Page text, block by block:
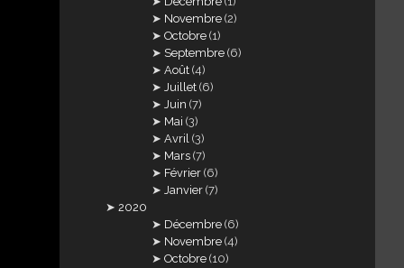
Novembre (2)
Octobre (1)
Septembre (6)
Août (4)
Juillet (6)
Juin (7)
Mai (3)
Avril (3)
Mars (7)
Février (6)
Janvier (7)
2020
Décembre (6)
Novembre (4)
Octobre (10)